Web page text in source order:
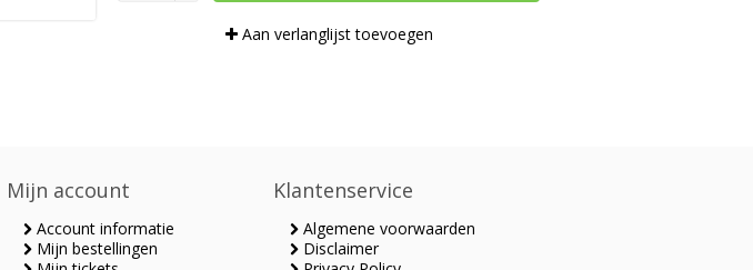
Aan verlanglijst toevoegen
Mijn account
Account informatie
Mijn bestellingen
Klantenservice
Algemene voorwaarden
Disclaimer